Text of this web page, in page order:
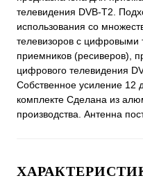
телевидения DVB-T2.
использования со
телевизоров с
приемников (ресиверов),
цифрового телевидения
Собственное усиление 12
комплекте Сделана из
производства. Антенна